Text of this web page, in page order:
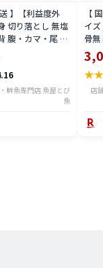
】【利益度外
切り落とし 無塩
腹・カマ・尾 ］
り・骨無し 骨
骨取り・骨無し
鮮魚専門店 魚屋とび
魚
【
イ
骨
(真
ライ
★
店